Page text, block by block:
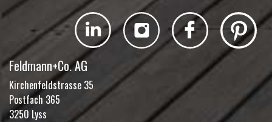
Feldmann+Co. AG
Kirchenfeldstrasse 35
Postfach 365
3250 Lyss